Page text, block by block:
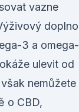
vazne
3 a
ulevit od
nemůžete
o CBD,